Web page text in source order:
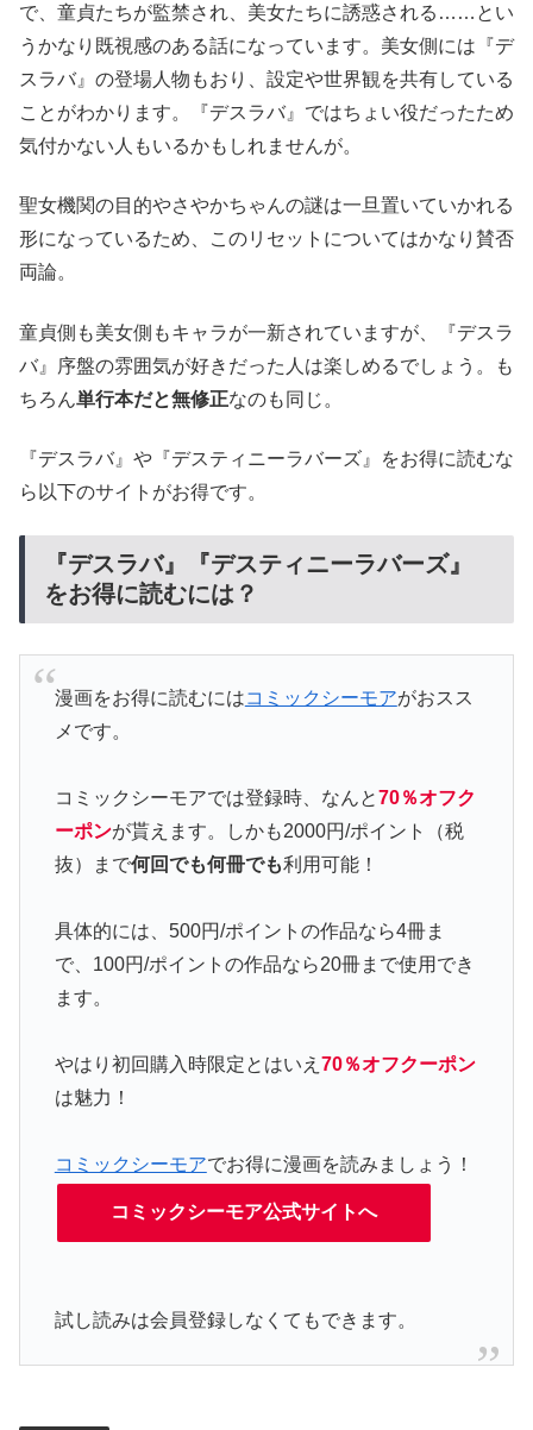
で、童貞たちが監禁され、美女たちに誘惑される……とい
うかなり既視感のある話になっています。美女側には『デ
スラバ』の登場人物もおり、設定や世界観を共有している
ことがわかります。『デスラバ』ではちょい役だったため
気付かない人もいるかもしれませんが。
聖女機関の目的やさやかちゃんの謎は一旦置いていかれる
形になっているため、このリセットについてはかなり賛否
両論。
童貞側も美女側もキャラが一新されていますが、『デスラ
バ』序盤の雰囲気が好きだった人は楽しめるでしょう。も
ちろん単行本だと無修正なのも同じ。
『デスラバ』や『デスティニーラバーズ』をお得に読むな
ら以下のサイトがお得です。
『デスラバ』『デスティニーラバーズ』
をお得に読むには？
漫画をお得に読むにはコミックシーモアがおスス
メです。
コミックシーモアでは登録時、なんと70％オフク
ーポンが貰えます。しかも2000円/ポイント（税
抜）まで何回でも何冊でも利用可能！
具体的には、500円/ポイントの作品なら4冊ま
で、100円/ポイントの作品なら20冊まで使用でき
ます。
やはり初回購入時限定とはいえ 70％オフクーポン
は魅力！
コミックシーモアでお得に漫画を読みましょう！
コミックシーモア公式サイトへ
試し読みは会員登録しなくてもできます。